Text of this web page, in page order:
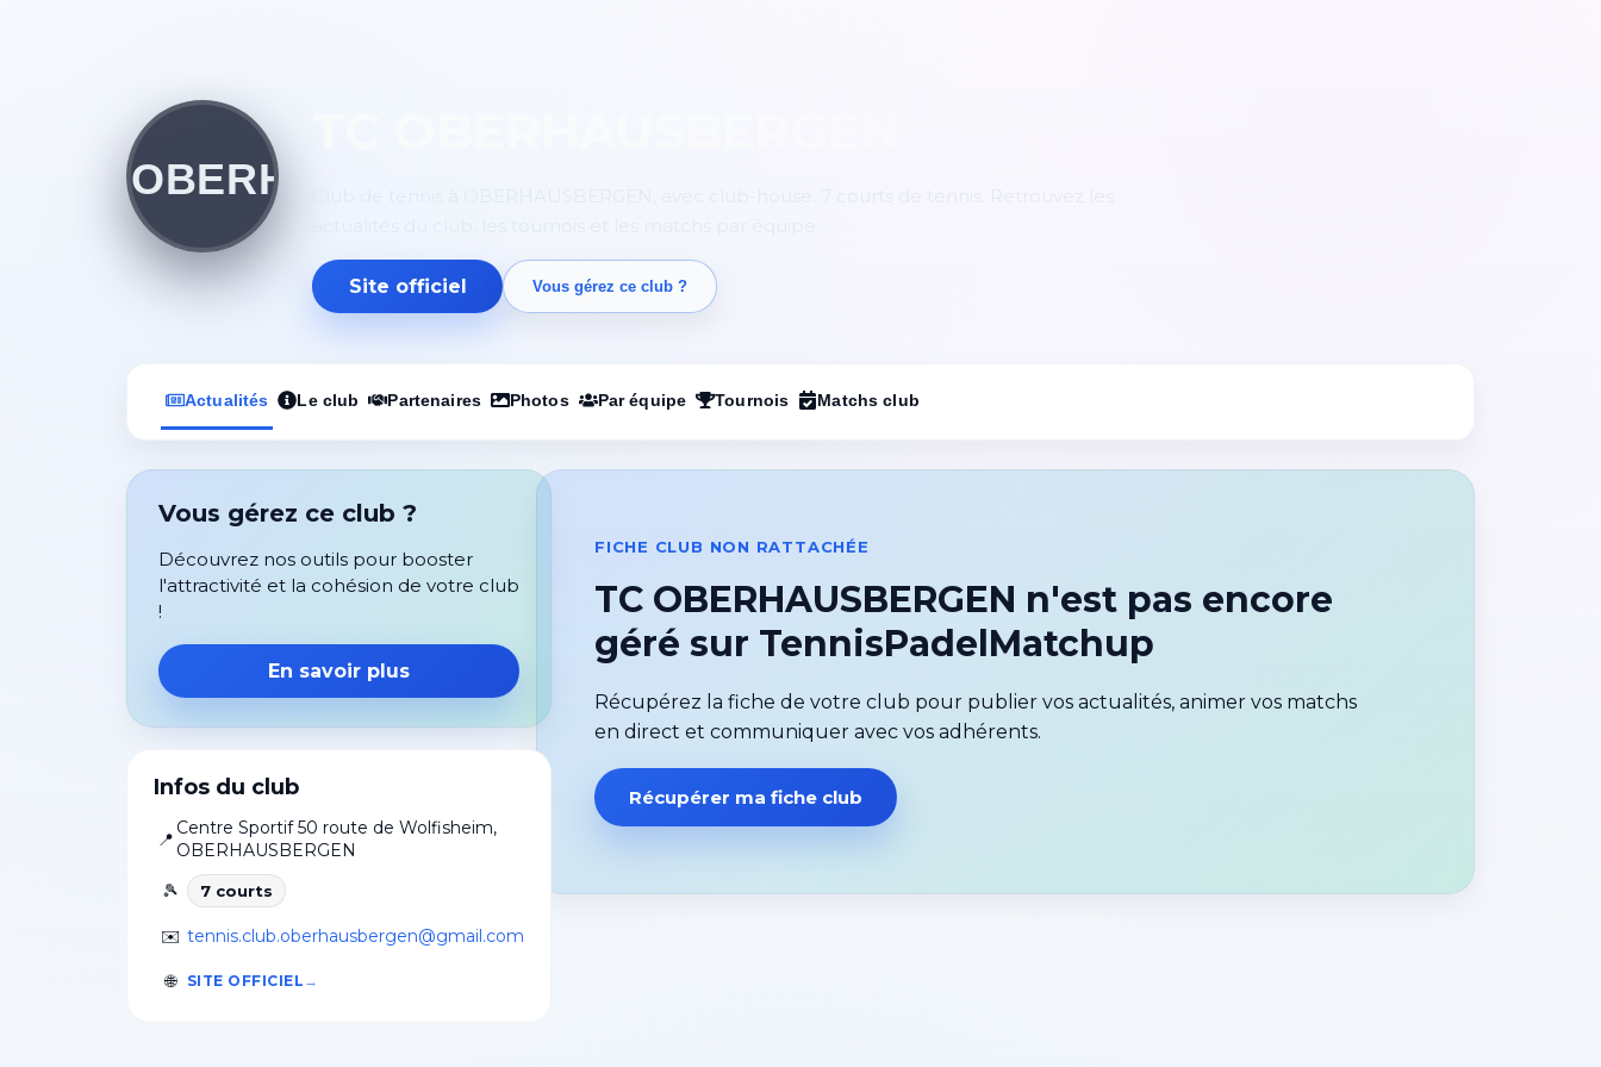
Site officiel Vous gérez ce club ?
Actualités Le club Partenaires Photos Par équipe Tournois Matchs club
Vous gérez ce club ?
Découvrez nos outils pour booster
l'attractivité et la cohésion de votre club
!
En savoir plus
Infos du club
📍
Centre Sportif 50 route de Wolfisheim,
OBERHAUSBERGEN
🎾
7 courts
✉️ tennis.club.oberhausbergen@gmail.com
🌐 SITE OFFICIEL
FICHE CLUB NON RATTACHÉE
TC OBERHAUSBERGEN n'est pas encore
géré sur TennisPadelMatchup
Récupérez la fiche de votre club pour publier vos actualités, animer vos matchs
en direct et communiquer avec vos adhérents.
Récupérer ma fiche club